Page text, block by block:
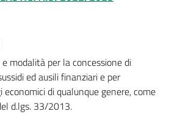
modalità per la concessione di
ed ausili finanziari e per
di qualunque genere, come
d.lgs. 33/2013.